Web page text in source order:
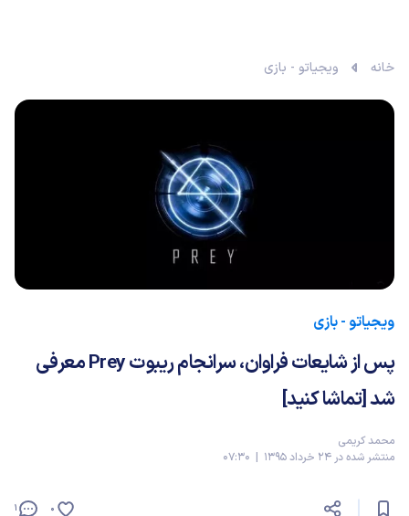
خانه ویجیاتو - بازی
ویجیاتو - بازی
پس از شایعات فراوان، سرانجام ریبوت Prey معرفی
شد [تماشا کنید]
محمد کریمی
منتشر شده در 24 خرداد 1395 | 07:30
1 0